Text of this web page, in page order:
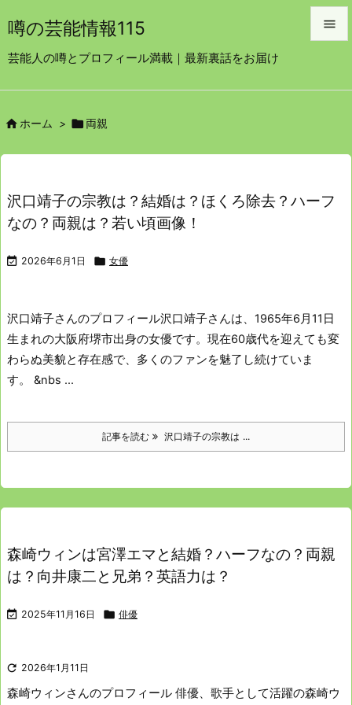
噂の芸能情報115
芸能人の噂とプロフィール満載｜最新裏話をお届け

前へ
次へ
ホーム >  両親
沢口靖子の宗教は？結婚は？ほくろ除去？ハーフ
なの？両親は？若い頃画像！
 2026年6月1日  女優
沢口靖子さんのプロフィール沢口靖子さんは、1965年6月11日
生まれの大阪府堺市出身の女優です。 現在60歳代を迎えても変
わらぬ美貌と存在感で、多くのファンを魅了し続けていま
す。
&nbs ...
記事を読む 沢口靖子の宗教は ...
森崎ウィンは宮澤エマと結婚？ハーフなの？両親
は？向井康二と兄弟？英語力は？
 2025年11月16日  俳優
 2026年1月11日
森崎ウィンさんのプロフィール 俳優、歌手として活躍の森崎ウ